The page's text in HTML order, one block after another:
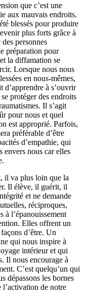
que c’est une
aux mauvais endroits.
blessés pour produire
plus forts grâce à
personnes
préparation pour
la diffamation se
Lorsque nous nous
en nous-mêmes,
d’apprendre à s’ouvrir
protéger des endroits
Il s’agit
pour nous et quel
est approprié. Parfois,
préférable d’être
d’empathie, qui
envers nous car elles
il va plus loin que la
Il élève, il guérit, il
et ne demande
réciproques,
à l’épanouissement
Elles offrent un
d’être. Un
qui nous inspire à
intérieur et qui
Il nous encourage à
C’est quelqu’un qui
dépassons les bornes
l’activation de notre